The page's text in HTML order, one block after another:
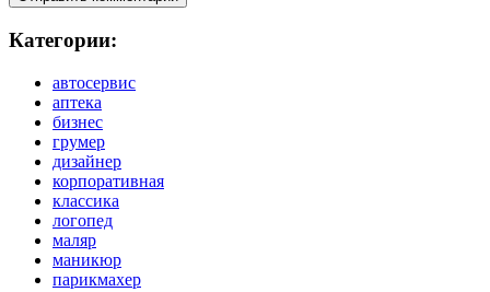
Категории:
автосервис
аптека
бизнес
грумер
дизайнер
корпоративная
классика
логопед
маляр
маникюр
парикмахер